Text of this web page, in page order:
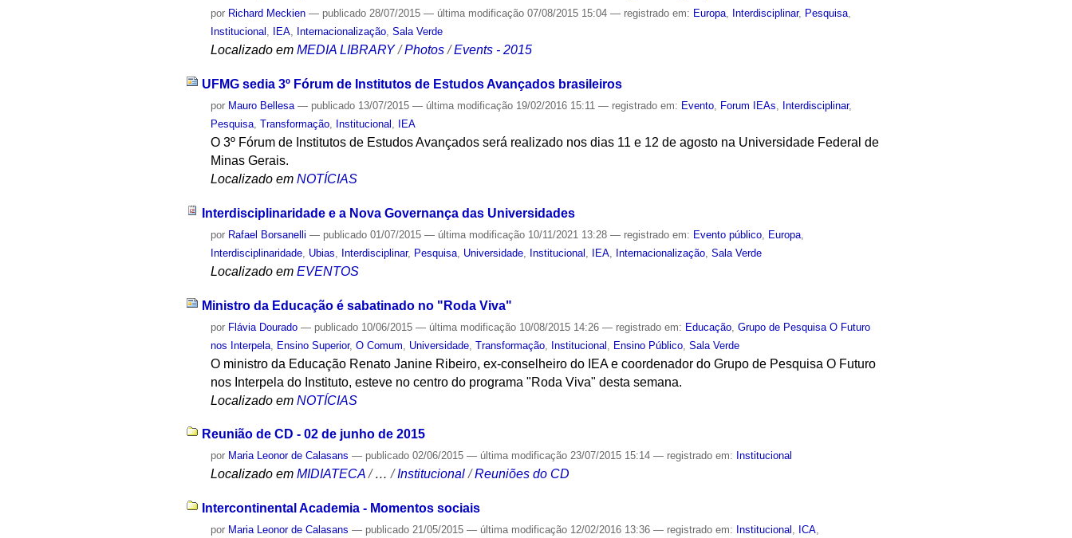
por Richard Meckien — publicado 28/07/2015— última modificação 07/08/2015 15:04— registrado em: Europa, Interdisciplinar, Pesquisa,
Institucional , IEA, Internacionalização,Sala Verde
Localizado em MEDIA LIBRARY /Photos /Events - 2015
UFMG sedia 3º Fórum de Institutos de Estudos Avançados brasileiros
por Mauro Bellesa — publicado 13/07/2015— última modificação 19/02/2016 15:11— registrado em: Evento, Forum IEAs, Interdisciplinar,
Pesquisa,Transformação, Institucional , IEA
O 3º Fórum de Institutos de Estudos Avançados será realizado nos dias 11 e 12 de agosto na Universidade Federal de
Minas Gerais.
Localizado em NOTÍCIAS
Interdisciplinaridade e a Nova Governança das Universidades
por Rafael Borsanelli — publicado 01/07/2015— última modificação 10/11/2021 13:28— registrado em: Evento público Europa
Interdisciplinaridade Ubias Interdisciplinar, Pesquisa Universidade Institucional IEA Internacionalização ,Sala Verde
Localizado em EVENTOS
Ministro da Educação é sabatinado no "Roda Viva"
por Flávia Dourado — publicado 10/06/2015— última modificação 10/08/2015 14:26— registrado em: Educação ,Grupo de Pesquisa O Futuro
nos Interpela Ensino Superior,O Comum Universidade ,Transformação Institucional Ensino Público ,Sala Verde
O ministro da Educação Renato Janine Ribeiro, ex-conselheiro do IEA e coordenador do Grupo de Pesquisa O Futuro
nos Interpela do Instituto, esteve no centro do programa "Roda Viva" desta semana.
Localizado em NOTÍCIAS
Reunião de CD - 02 de junho de 2015
por Maria Leonor de Calasans — publicado 02/06/2015— última modificação 23/07/2015 15:14— registrado em: Institucional
Localizado em MIDIATECA /…/Institucional /Reuniões do CD
Intercontinental Academia - Momentos sociais
por Maria Leonor de Calasans — publicado 21/05/2015— última modificação 12/02/2016 13:36— registrado em: Institucional ICA